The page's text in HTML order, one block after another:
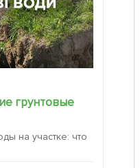
грунтовые
на участке: что